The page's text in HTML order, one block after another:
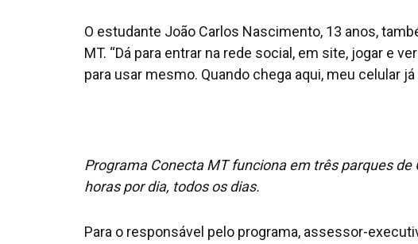
O estudante João Carlos Nascimento, 13 anos,
MT. “Dá para entrar na rede social, em site, jogar e
para usar mesmo. Quando chega aqui, meu celular
Programa Conecta MT funciona em três parques
horas por dia, todos os dias.
Para o responsável pelo programa, assessor-